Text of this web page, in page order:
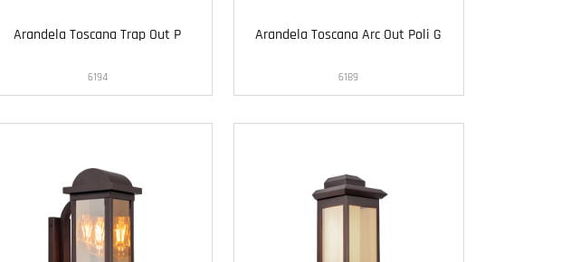
Arandela Toscana Trap Out P
6194
Arandela Toscana Arc Out Poli G
6189